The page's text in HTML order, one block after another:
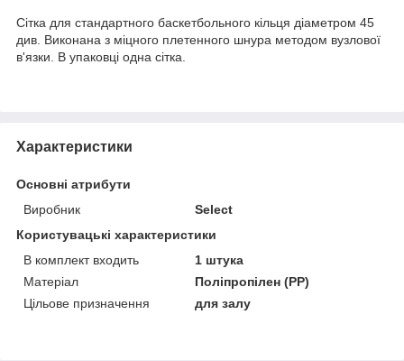
Сітка для стандартного баскетбольного кільця діаметром 45
див. Виконана з міцного плетенного шнура методом вузлової
в'язки. В упаковці одна сітка.
Характеристики
Основні атрибути
Виробник
Select
Користувацькі характеристики
В комплект входить
1 штука
Матеріал
Поліпропілен (PP)
Цільове призначення
для залу